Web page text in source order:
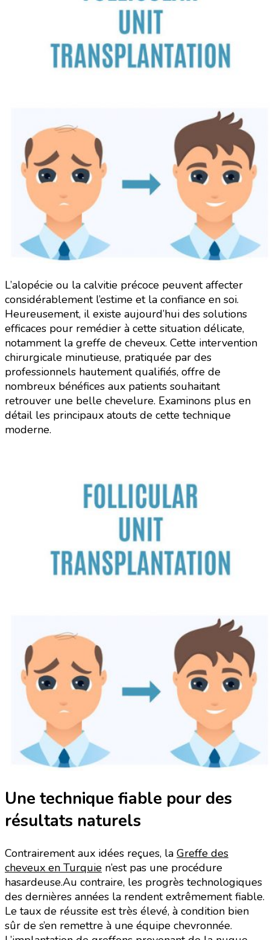
L’alopécie ou la calvitie précoce peuvent affecter
considérablement l’estime et la confiance en soi.
Heureusement, il existe aujourd’hui des solutions
efficaces pour remédier à cette situation délicate,
notamment la greffe de cheveux. Cette intervention
chirurgicale minutieuse, pratiquée par des
professionnels hautement qualifiés, offre de
nombreux bénéfices aux patients souhaitant
retrouver une belle chevelure. Examinons plus en
détail les principaux atouts de cette technique
moderne.
Une technique fiable pour des
résultats naturels
Contrairement aux idées reçues, la Greffe des
cheveux en Turquie n’est pas une procédure
hasardeuse.Au contraire, les progrès technologiques
des dernières années la rendent extrêmement fiable.
Le taux de réussite est très élevé, à condition bien
sûr de s’en remettre à une équipe chevronnée.